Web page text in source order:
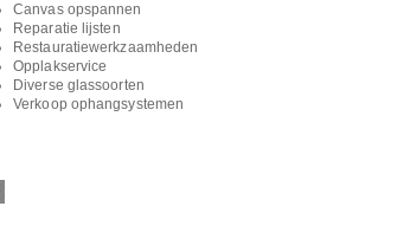
Canvas opspannen
Reparatie lijsten
Restauratiewerkzaamheden
Opplakservice
Diverse glassoorten
Verkoop ophangsystemen